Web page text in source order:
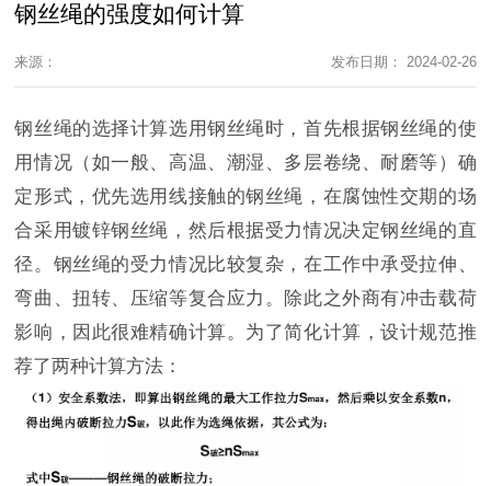
钢丝绳的强度如何计算
来源： 发布日期： 2024-02-26
钢丝绳的选择计算选用钢丝绳时，首先根据钢丝绳的使
用情况（如一般、高温、潮湿、多层卷绕、耐磨等）确
定形式，优先选用线接触的钢丝绳，在腐蚀性交期的场
合采用镀锌钢丝绳，然后根据受力情况决定钢丝绳的直
径。钢丝绳的受力情况比较复杂，在工作中承受拉伸、
弯曲、扭转、压缩等复合应力。除此之外商有冲击载荷
影响，因此很难精确计算。为了简化计算，设计规范推
荐了两种计算方法：